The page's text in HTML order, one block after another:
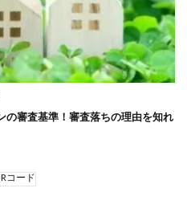
の審査基準！審査落ちの理由を知れ